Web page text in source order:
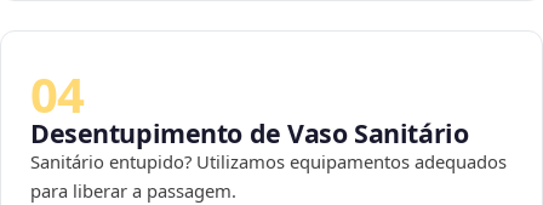
04
Desentupimento de Vaso Sanitário
Sanitário entupido? Utilizamos equipamentos adequados
para liberar a passagem.